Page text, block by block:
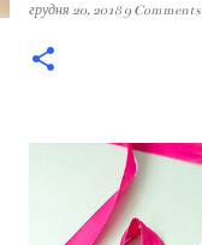
грудня 20, 20189 Comments